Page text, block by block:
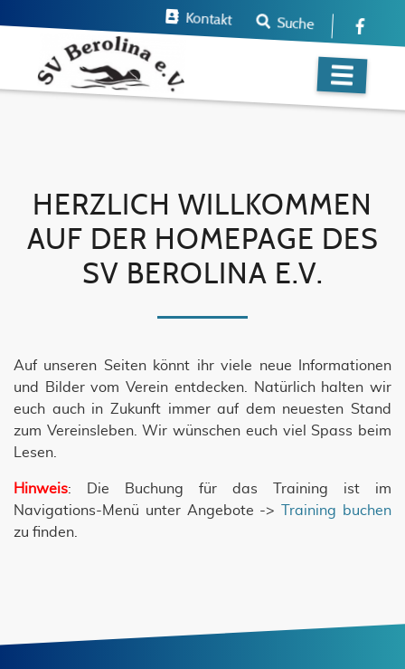
Kontakt Suche
HERZLICH WILLKOMMEN
AUF DER HOMEPAGE DES
SV BEROLINA E.V.
Auf unseren Seiten könnt ihr viele neue Informationen
und Bilder vom Verein entdecken. Natürlich halten wir
euch auch in Zukunft immer auf dem neuesten Stand
zum Vereinsleben. Wir wünschen euch viel Spass beim
Lesen.
Hinweis: Die Buchung für das Training ist im
Navigations-Menü unter Angebote ->
Training buchen
zu finden.